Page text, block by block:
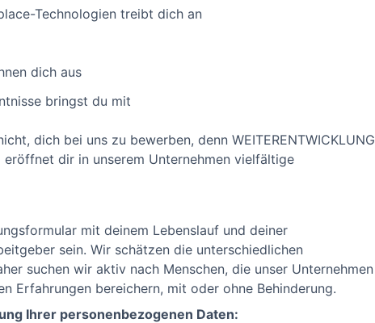
Technologien treibt dich an
dich aus
bringst du mit
dich bei uns zu bewerben, denn WEITERENTWICKLUNG
dir in unserem Unternehmen vielfältige
mit deinem Lebenslauf und deiner
sein. Wir schätzen die unterschiedlichen
suchen wir aktiv nach Menschen, die unser Unternehmen
Erfahrungen bereichern, mit oder ohne Behinderung.
Ihrer personenbezogenen Daten: